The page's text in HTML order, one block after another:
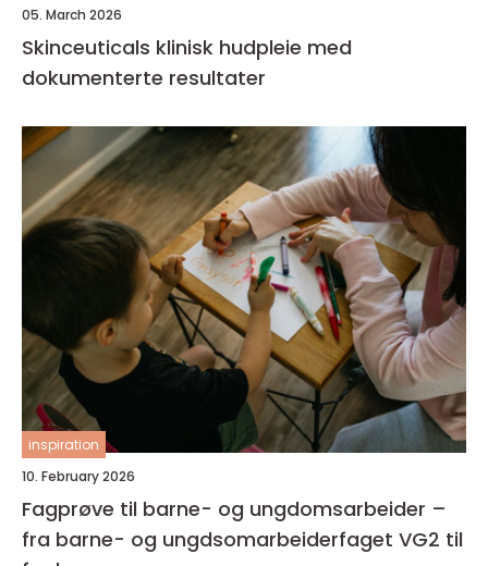
05. March 2026
Skinceuticals klinisk hudpleie med
dokumenterte resultater
inspiration
10. February 2026
Fagprøve til barne- og ungdomsarbeider –
fra barne- og ungdsomarbeiderfaget VG2 til